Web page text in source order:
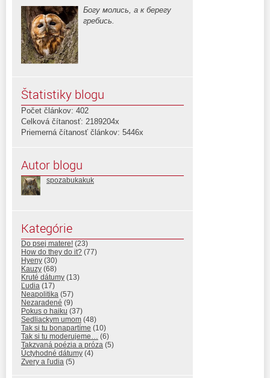
Богу молись, а к берегу
гребись.
Štatistiky blogu
Počet článkov: 402
Celková čítanosť: 2189204x
Priemerná čítanosť článkov: 5446x
Autor blogu
spozabukakuk
Kategórie
Do psej matere! (23)
How do they do it? (77)
Hyeny (30)
Kauzy (68)
Kruté dátumy (13)
Ľudia (17)
Neapolitika (57)
Nezaradené (9)
Pokus o haiku (37)
Sedliackym umom (48)
Tak si tu bonapartíme (10)
Tak si tu moderujeme… (6)
Takzvaná poézia a próza (5)
Úctyhodné dátumy (4)
Zvery a ľudia (5)